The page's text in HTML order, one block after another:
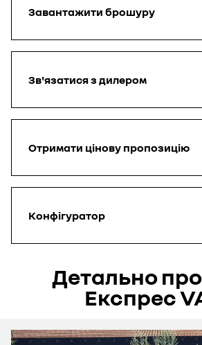
Завантажити брошуру
Зв'язатисяз дилером
Отримати цінову пропозицію
Конфігуратор
Детально
Експрес